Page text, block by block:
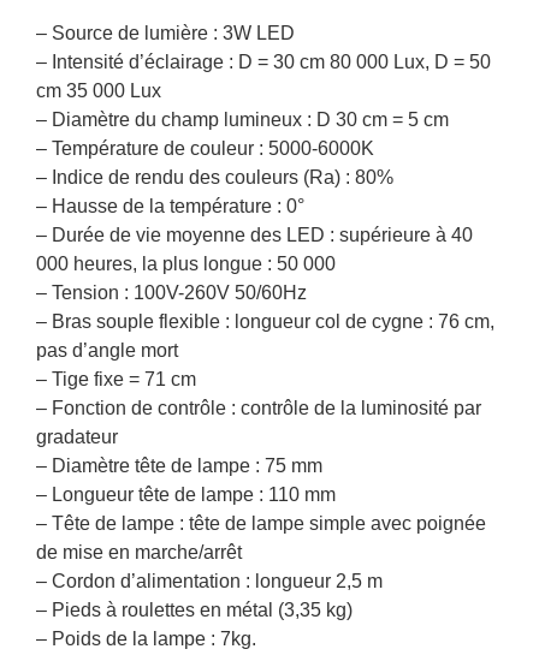
– Source de lumière : 3W LED
– Intensité d’éclairage : D = 30 cm 80 000 Lux, D = 50
cm 35 000 Lux
– Diamètre du champ lumineux : D 30 cm = 5 cm
– Température de couleur : 5000-6000K
– Indice de rendu des couleurs (Ra) : 80%
– Hausse de la température : 0°
– Durée de vie moyenne des LED : supérieure à 40
000 heures, la plus longue : 50 000
– Tension : 100V-260V 50/60Hz
– Bras souple flexible : longueur col de cygne : 76 cm,
pas d’angle mort
– Tige fixe = 71 cm
– Fonction de contrôle : contrôle de la luminosité par
gradateur
– Diamètre tête de lampe : 75 mm
– Longueur tête de lampe : 110 mm
– Tête de lampe : tête de lampe simple avec poignée
de mise en marche/arrêt
– Cordon d’alimentation : longueur 2,5 m
– Pieds à roulettes en métal (3,35 kg)
– Poids de la lampe : 7kg.